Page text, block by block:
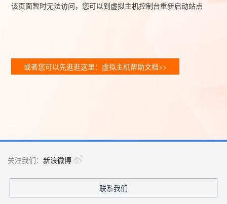
该页面暂时无法访问，您可以到虚拟主机控制台重新启动站点
或者您可以先逛逛这里：虚拟主机帮助文档>>